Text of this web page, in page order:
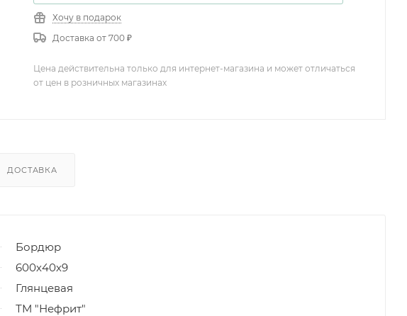
Хочу в подарок
Доставка от 700 ₽
Цена действительна только для интернет-магазина и может отличаться
от цен в розничных магазинах
ДОСТАВКА
Бордюр
600х40х9
Глянцевая
ТМ "Нефрит"